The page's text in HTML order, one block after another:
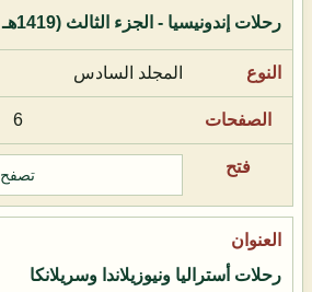
رحلات إندونيسيا - الجزء الثالث (1419هـ - 1989م)
المجلد السادس
6
تصفح
رحلات أستراليا ونيوزيلاندا وسريلانكا